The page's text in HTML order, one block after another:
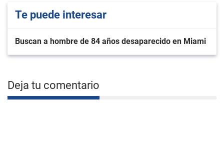
Te puede interesar
Buscan a hombre de 84 años desaparecido en Miami
Deja tu comentario